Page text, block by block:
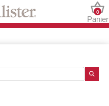
Panier
0